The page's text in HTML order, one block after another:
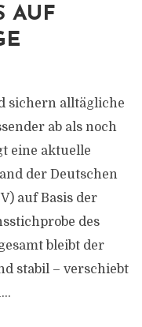
AUF
sichern alltägliche
ab als noch
eine aktuelle
der Deutschen
auf Basis der
des
bleibt der
stabil – verschiebt